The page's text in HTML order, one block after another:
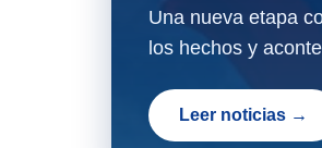
Una nueva etapa
los hechos y
Leer noticias →